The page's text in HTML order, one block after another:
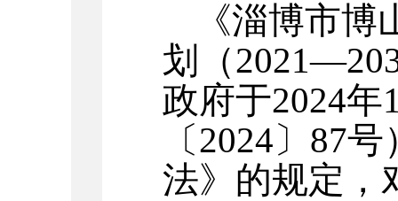
《淄博市博
划（2021
政府于2024年
〔 2024 〕 87号
法》的规定，